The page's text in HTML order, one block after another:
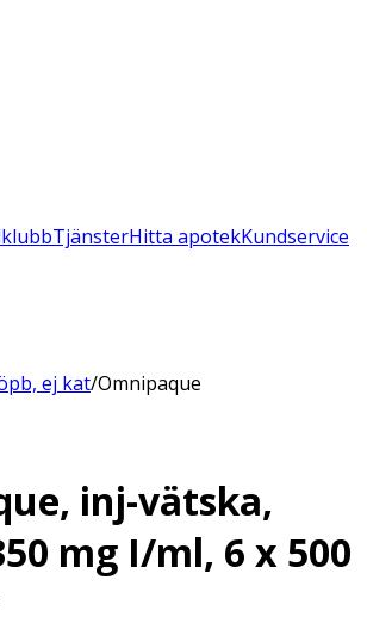
TjänsterHitta apotekKundservice
ej kat/Omnipaque
inj-vätska,
mg I/ml, 6 x 500